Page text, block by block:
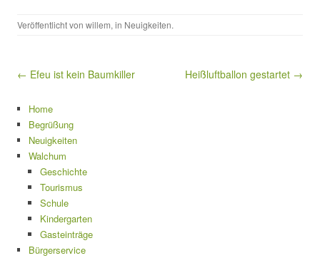
Veröffentlicht von willem, in Neuigkeiten.
Beitragsnavigation
← Efeu ist kein Baumkiller Heißluftballon gestartet →
Home
Begrüßung
Neuigkeiten
Walchum
Geschichte
Tourismus
Schule
Kindergarten
Gasteinträge
Bürgerservice